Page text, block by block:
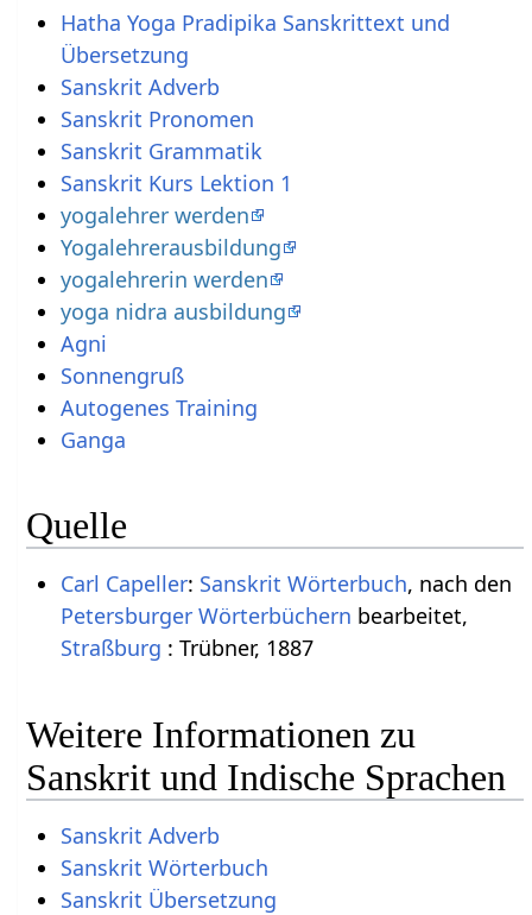
Hatha Yoga Pradipika Sanskrittext und
Übersetzung
Sanskrit Adverb
Sanskrit Pronomen
Sanskrit Grammatik
Sanskrit Kurs Lektion 1
yogalehrer werden
Yogalehrerausbildung
yogalehrerin werden
yoga nidra ausbildung
Agni
Sonnengruß
Autogenes Training
Ganga
Quelle
Carl Capeller: Sanskrit Wörterbuch, nach den
Petersburger Wörterbüchern bearbeitet,
Straßburg : Trübner, 1887
Weitere Informationen zu
Sanskrit und Indische Sprachen
Sanskrit Adverb
Sanskrit Wörterbuch
Sanskrit Übersetzung